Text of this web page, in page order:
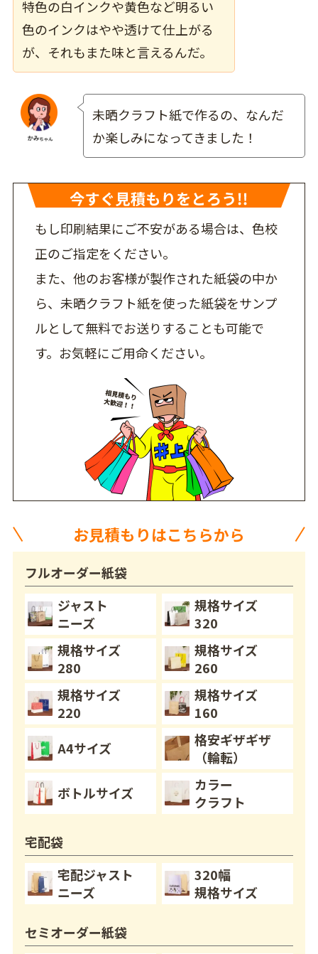
特色の白インクや黄色など明るい
色のインクはやや透けて仕上がる
が、それもまた味と言えるんだ。
未晒クラフト紙で作るの、なんだ
か楽しみになってきました！
もし印刷結果にご不安がある場合は、色校
正のご指定をください。
また、他のお客様が製作された紙袋の中か
ら、未晒クラフト紙を使った紙袋をサンプ
ルとして無料でお送りすることも可能で
す。お気軽にご用命ください。
お見積もりはこちらから
フルオーダー紙袋
ジャスト
ニーズ
規格サイズ
320
規格サイズ
280
規格サイズ
260
規格サイズ
220
規格サイズ
160
A4サイズ
格安ギザギザ
（輪転）
ボトルサイズ
カラー
クラフト
宅配袋
宅配ジャスト
ニーズ
320幅
規格サイズ
セミオーダー紙袋